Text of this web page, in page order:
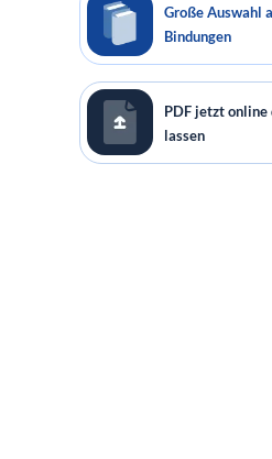
Große Auswahl
Bindungen
PDF jetzt online
lassen